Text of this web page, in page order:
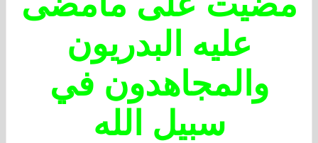
عليه البدريون
والمجاهدون في
سبيل الله